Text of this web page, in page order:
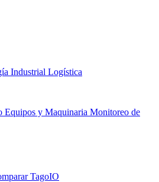
Industrial Logística
Equipos y Maquinaria Monitoreo de
TagoIO